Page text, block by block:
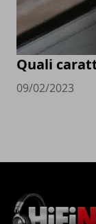
Quali
09/02/2023